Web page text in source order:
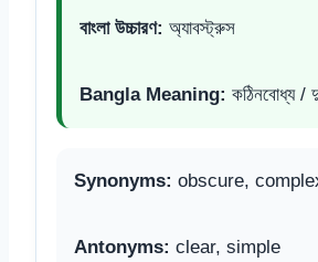
বাংলা উচ্চারণ: অ্যাবস্ট্রুস
Bangla Meaning: কঠিনবোধ্য /
Synonyms: obscure,
Antonyms: clear, simple